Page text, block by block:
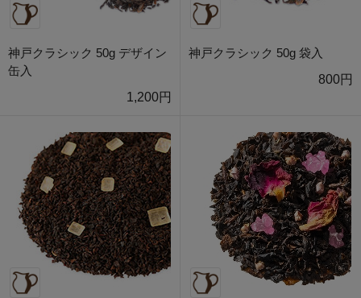
神戸クラシック 50g デザイン
缶入
1,200円
神戸クラシック 50g 袋入
800円